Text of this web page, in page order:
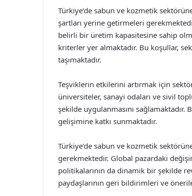
Türkiye’de sabun ve kozmetik
şartları yerine getirmeleri
belirli bir üretim kapasitesine sahip
kriterler yer almaktadır. Bu koşullar,
taşımaktadır.
Teşviklerin etkilerini artırmak için
üniversiteler, sanayi odaları ve sivil
şekilde uygulanmasını sağlamaktadır.
gelişimine katkı sunmaktadır.
Türkiye’de sabun ve kozmetik
gerekmektedir. Global pazardaki
politikalarının da dinamik bir şekilde
paydaşlarının geri bildirimleri ve